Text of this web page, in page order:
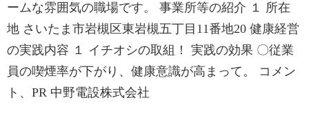
ームな雰囲気の職場です。 事業所等の紹介 １ 所在
地 さいたま市岩槻区東岩槻五丁目11番地20 健康経営
の実践内容 １ イチオシの取組！ 実践の効果 〇従業
員の喫煙率が下がり、健康意識が高まって。 コメン
ト、PR 中野電設株式会社